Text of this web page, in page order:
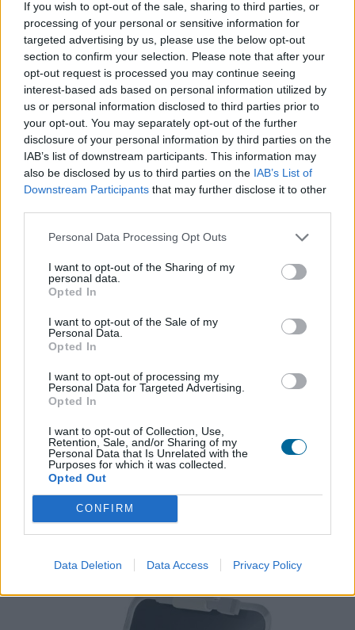
If you wish to opt-out of the sale, sharing to third parties, or
processing of your personal or sensitive information for
targeted advertising by us, please use the below opt-out
section to confirm your selection. Please note that after your
opt-out request is processed you may continue seeing
interest-based ads based on personal information utilized by
us or personal information disclosed to third parties prior to
your opt-out. You may separately opt-out of the further
disclosure of your personal information by third parties on the
IAB’s list of downstream participants. This information may
also be disclosed by us to third parties on the IAB’s List of
Downstream Participants that may further disclose it to other
Personal Data Processing Opt Outs
I want to opt-out of the Sharing of my
personal data.
Opted In
I want to opt-out of the Sale of my
Personal Data.
Opted In
I want to opt-out of processing my
Personal Data for Targeted Advertising.
Opted In
I want to opt-out of Collection, Use,
Retention, Sale, and/or Sharing of my
Personal Data that Is Unrelated with the
Purposes for which it was collected.
Opted Out
CONFIRM
Data Deletion Data Access Privacy Policy
Informação adicional
Avaliações (0)
Informação adicional
Peso 20 kg
Tamanho (L x A) 70×100 cm
Cor
Marca
Manual de
instalação
Descarregar
(469,88
KB)
Produtos Relacionados